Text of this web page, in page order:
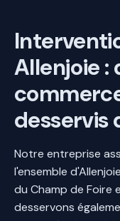
Allenjoie :
desservis
Notre entreprise
l'ensemble
du Champ de Foire
desservons